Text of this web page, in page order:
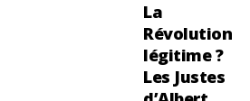
La
Révolution
légitime ?
Les Justes